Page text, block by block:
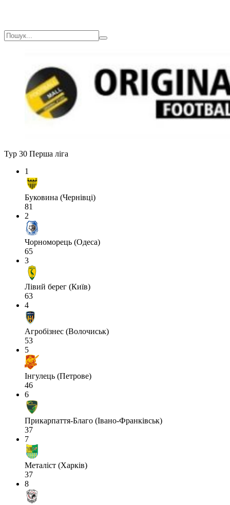
Тур 30 Перша ліга
1
Буковина (Чернівці)
81
2
Чорноморець (Одеса)
65
3
Лівий берег (Київ)
63
4
Агробізнес (Волочиськ)
53
5
Інгулець (Петрове)
46
6
Прикарпаття-Благо (Івано-Франківськ)
37
7
Металіст (Харків)
37
8